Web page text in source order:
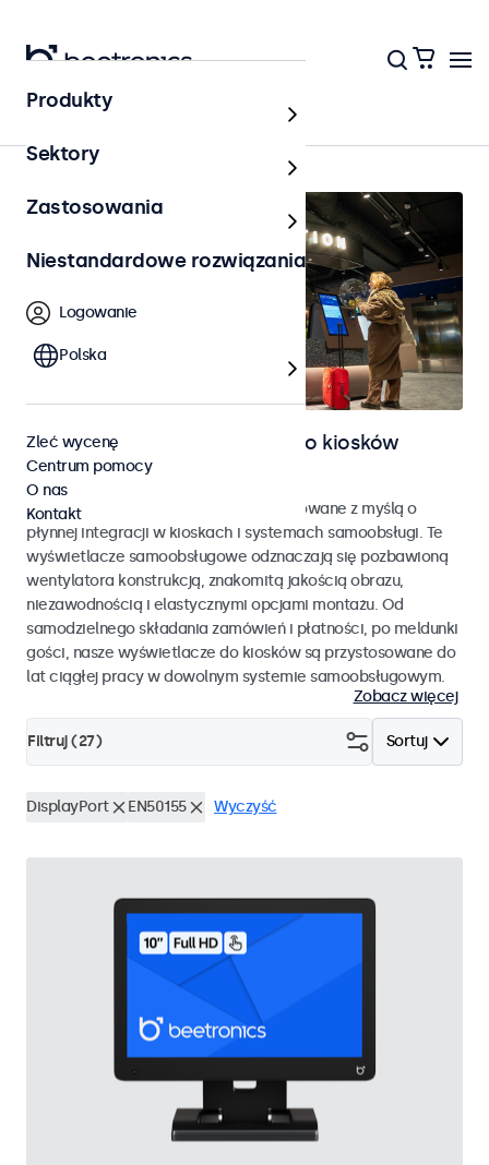
Strona główna
Monitory i ekrany dotykowe do kiosków
samoobsługowych
Monitory i ekrany dotykowe zaprojektowane z myślą o
płynnej integracji w kioskach i systemach samoobsługi. Te
wyświetlacze samoobsługowe odznaczają się pozbawioną
wentylatora konstrukcją, znakomitą jakością obrazu,
niezawodnością i elastycznymi opcjami montażu. Od
samodzielnego składania zamówień i płatności, po meldunki
gości, nasze wyświetlacze do kiosków są przystosowane do
lat ciągłej pracy w dowolnym systemie samoobsługowym.
Zobacz więcej
Sortuj
Filtruj (27)
DisplayPort EN50155 Wyczyść
Produkty
Sektory
Zastosowania
Niestandardowe rozwiązania
Logowanie
Polska
Zleć wycenę
Centrum pomocy
O nas
Kontakt